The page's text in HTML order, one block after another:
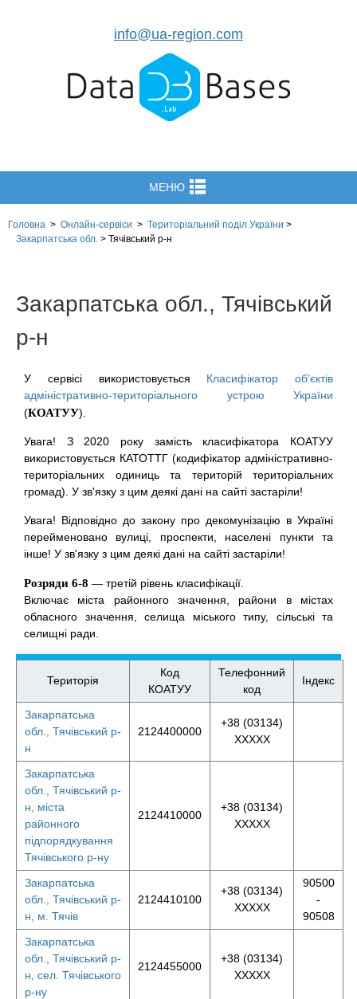
info@ua-region.com
МЕНЮ
Головна > Онлайн-сервіси > Територіальний поділ України >
Закарпатська обл. > Тячівський р-н
Закарпатська обл., Тячівський
р-н
У сервісі використовується Класифікатор об'єктів
адміністративно-територіального устрою України
(КОАТУУ).
Увага! З 2020 року замість класифікатора КОАТУУ
використовується КАТОТТГ (кодифікатор адміністративно-
територіальних одиниць та територій територіальних
громад). У зв'язку з цим деякі дані на сайті застаріли!
Увага! Відповідно до закону про декомунізацію в Україні
перейменовано вулиці, проспекти, населені пункти та
інше! У зв'язку з цим деякі дані на сайті застаріли!
Розряди 6-8 — третій рівень класифікації.
Включає міста районного значення, райони в містах
обласного значення, селища міського типу, сільські та
селищні ради.
Територія
Код
КОАТУУ
Телефонний
код
Індекс
Закарпатська
обл., Тячівський р-
н
2124400000
+38 (03134)
XXXXX
Закарпатська
обл., Тячівський р-
н, міста
районного
підпорядкування
Тячівського р-ну
2124410000
+38 (03134)
XXXXX
Закарпатська
обл., Тячівський р-
н, м. Тячів
2124410100
+38 (03134)
XXXXX
90500
-
90508
Закарпатська
обл., Тячівський р-
н, сел. Тячівського
р-ну
2124455000
+38 (03134)
XXXXX